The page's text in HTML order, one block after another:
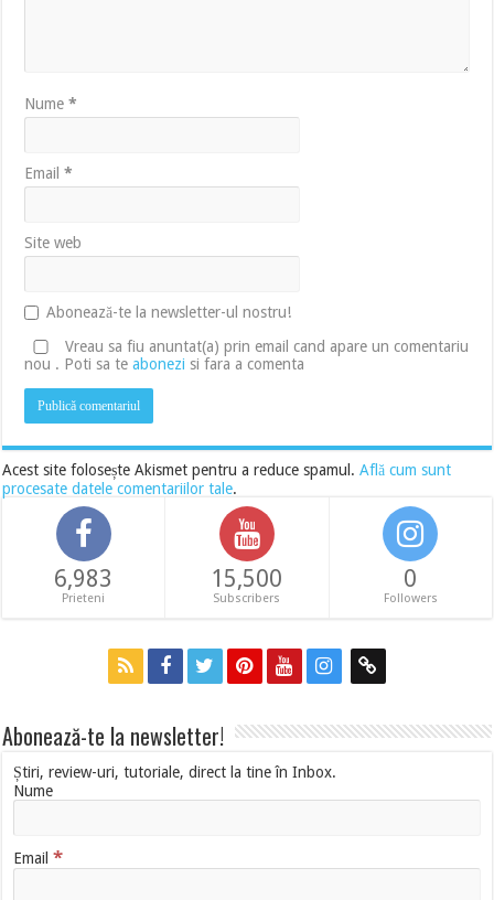
Nume*
Email*
Site web
Abonează-te la newsletter-ul nostru!
Vreau sa fiu anuntat(a) prin email cand apare un comentariu
nou . Poti sa teabonezi si fara a comenta
Acest site folosește Akismet pentru a reduce spamul.Află cum sunt
procesate datele comentariilor tale.
6,983
Prieteni
15,500
Subscribers
0
Followers
Abonează-te la newsletter!
Știri, review-uri, tutoriale, direct la tine în Inbox.
Nume
Email*